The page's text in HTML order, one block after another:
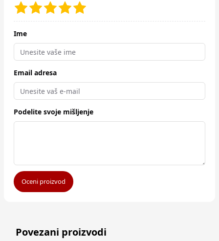
Ime
Email adresa
Podelite svoje mišljenje
Oceni proizvod
Povezani proizvodi